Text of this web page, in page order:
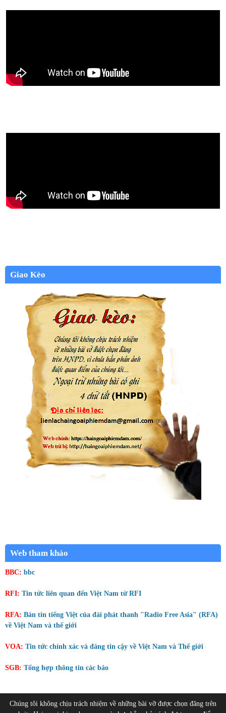
Giao Kèo
Web tham khảo
BBC: bbc
RFI: Tin tức liên quan đến Việt Nam từ RFI
RFA: Bản tin tiếng Việt của đài phát thanh "Radio Free Asia" (RFA)
về Việt Nam và thế giới
VOA: Tin tức chính xác và đáng tin cậy về Việt Nam và Thế giới
SGB: Tổng hợp thông tin các báo
Chúng tôi không chịu trách nhiệm về những bài vỡ được chọn đăng trên